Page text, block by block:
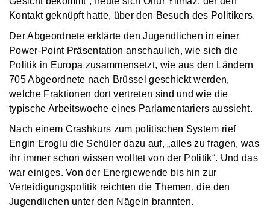
Kontakt geknüpft hatte, über den Besuch des Politikers.
Der Abgeordnete erklärte den Jugendlichen in einer
Power-Point Präsentation anschaulich, wie sich die
Politik in Europa zusammensetzt, wie aus den Ländern
705 Abgeordnete nach Brüssel geschickt werden,
welche Fraktionen dort vertreten sind und wie die
typische Arbeitswoche eines Parlamentariers aussieht.
Nach einem Crashkurs zum politischen System rief
Engin Eroglu die Schüler dazu auf, „alles zu fragen, was
ihr immer schon wissen wolltet von der Politik“. Und das
war einiges. Von der Energiewende bis hin zur
Verteidigungspolitik reichten die Themen, die den
Jugendlichen unter den Nägeln brannten.